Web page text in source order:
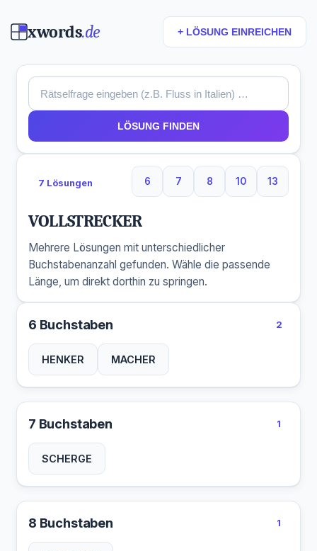
xwords.de + LÖSUNG EINREICHEN
LÖSUNG FINDEN
7 Lösungen 6
6 Buchstaben
7
7 Buchstaben
8
8 Buchstaben
10
10 Buchstaben
13
13
VOLLSTRECKER
Mehrere Lösungen mit unterschiedlicher
Buchstabenanzahl gefunden. Wähle die passende
Länge, um direkt dorthin zu springen.
6 Buchstaben 2
HENKER MACHER
7 Buchstaben 1
SCHERGE
8 Buchstaben 1